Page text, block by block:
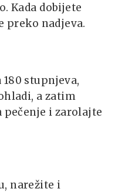
Kada dobijete
preko nadjeva.
stupnjeva,
a zatim
i zarolajte
narežite i